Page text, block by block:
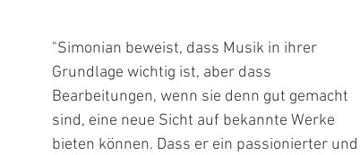
"Simonian beweist, dass Musik in ihrer
Grundlage wichtig ist, aber dass
Bearbeitungen, wenn sie denn gut gemacht
sind, eine neue Sicht auf bekannte Werke
bieten können. Dass er ein passionierter und